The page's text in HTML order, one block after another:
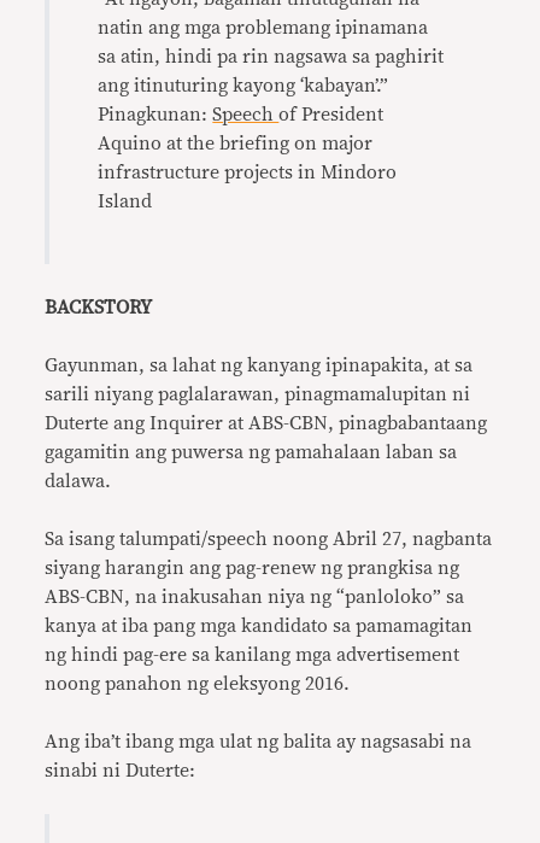
natin ang mga problemang ipinamana
sa atin, hindi pa rin nagsawa sa paghirit
ang itinuturing kayong ‘kabayan’.”
Pinagkunan:Speechof President
Aquino at the briefing on major
infrastructure projects in Mindoro
Island
BACKSTORY
Gayunman, sa lahat ng kanyang ipinapakita, at sa
sarili niyang paglalarawan, pinagmamalupitan ni
Duterte ang Inquirer at ABS-CBN, pinagbabantaang
gagamitin ang puwersa ng pamahalaan laban sa
dalawa.
Sa isang talumpati/speech noong Abril 27, nagbanta
siyang harangin ang pag-renew ng prangkisa ng
ABS-CBN, na inakusahan niya ng “panloloko” sa
kanya at iba pang mga kandidato sa pamamagitan
ng hindi pag-ere sa kanilang mga advertisement
noong panahon ng eleksyong 2016.
Ang iba’t ibang mga ulat ng balita ay nagsasabi na
sinabi ni Duterte: